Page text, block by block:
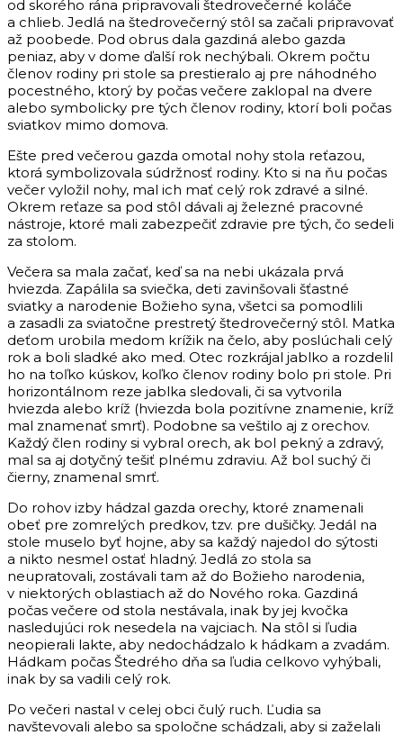
od skorého rána pripravovali štedrovečerné koláče
a chlieb. Jedlá na štedrovečerný stôl sa začali pripravovať
až poobede. Pod obrus dala gazdiná alebo gazda
peniaz, aby v dome ďalší rok nechýbali. Okrem počtu
členov rodiny pri stole sa prestieralo aj pre náhodného
pocestného, ktorý by počas večere zaklopal na dvere
alebo symbolicky pre tých členov rodiny, ktorí boli počas
sviatkov mimo domova.
Ešte pred večerou gazda omotal nohy stola reťazou,
ktorá symbolizovala súdržnosť rodiny. Kto si na ňu počas
večer vyložil nohy, mal ich mať celý rok zdravé a silné.
Okrem reťaze sa pod stôl dávali aj železné pracovné
nástroje, ktoré mali zabezpečiť zdravie pre tých, čo sedeli
za stolom.
Večera sa mala začať, keď sa na nebi ukázala prvá
hviezda. Zapálila sa sviečka, deti zavinšovali šťastné
sviatky a narodenie Božieho syna, všetci sa pomodlili
a zasadli za sviatočne prestretý štedrovečerný stôl. Matka
deťom urobila medom krížik na čelo, aby poslúchali celý
rok a boli sladké ako med. Otec rozkrájal jablko a rozdelil
ho na toľko kúskov, koľko členov rodiny bolo pri stole. Pri
horizontálnom reze jablka sledovali, či sa vytvorila
hviezda alebo kríž (hviezda bola pozitívne znamenie, kríž
mal znamenať smrť). Podobne sa veštilo aj z orechov.
Každý člen rodiny si vybral orech, ak bol pekný a zdravý,
mal sa aj dotyčný tešiť plnému zdraviu. Až bol suchý či
čierny, znamenal smrť.
Do rohov izby hádzal gazda orechy, ktoré znamenali
obeť pre zomrelých predkov, tzv. pre dušičky. Jedál na
stole muselo byť hojne, aby sa každý najedol do sýtosti
a nikto nesmel ostať hladný. Jedlá zo stola sa
neupratovali, zostávali tam až do Božieho narodenia,
v niektorých oblastiach až do Nového roka. Gazdiná
počas večere od stola nestávala, inak by jej kvočka
nasledujúci rok nesedela na vajciach. Na stôl si ľudia
neopierali lakte, aby nedochádzalo k hádkam a zvadám.
Hádkam počas Štedrého dňa sa ľudia celkovo vyhýbali,
inak by sa vadili celý rok.
Po večeri nastal v celej obci čulý ruch. Ľudia sa
navštevovali alebo sa spoločne schádzali, aby si zaželali